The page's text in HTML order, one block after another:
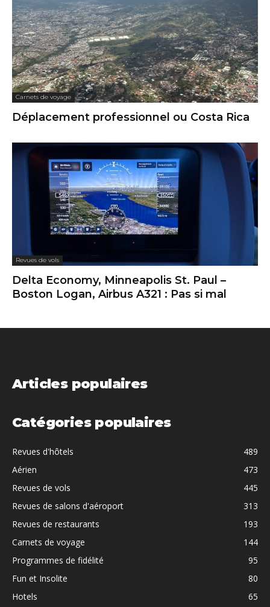
Carnets de voyage
Déplacement professionnel ou Costa Rica
Revues de vols
Delta Economy, Minneapolis St. Paul –
Boston Logan, Airbus A321 : Pas si mal
Articles populaires
Catégories populaires
Revues d'hôtels
489
Aérien
473
Revues de vols
445
Revues de salons d'aéroport
313
Revues de restaurants
193
Carnets de voyage
144
Programmes de fidélité
95
Fun et Insolite
80
Hotels
65